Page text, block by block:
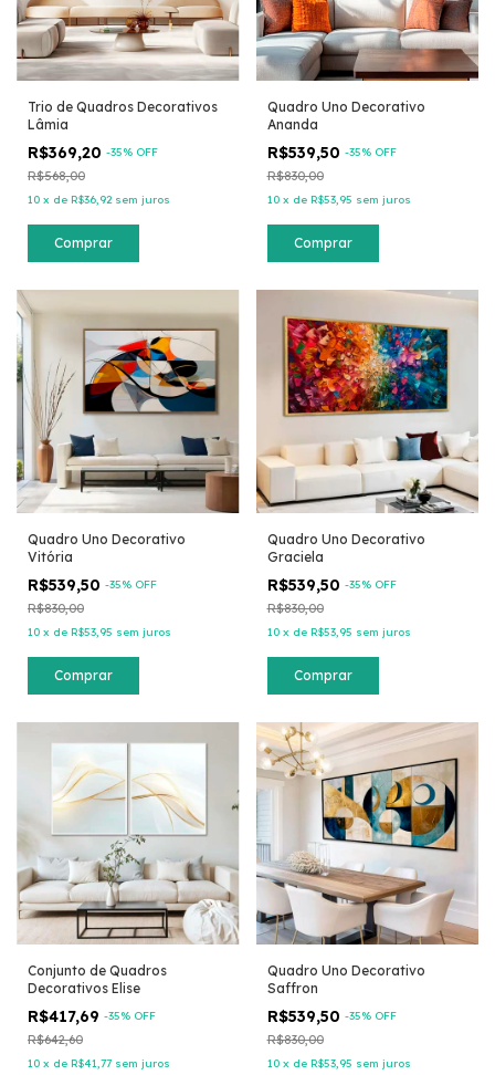
Trio de Quadros Decorativos
Lâmia
R$369,20 -35% OFF
R$568,00
10 x de R$36,92 sem juros
Comprar
Quadro Uno Decorativo
Ananda
R$539,50 -35% OFF
R$830,00
10 x de R$53,95 sem juros
Comprar
Quadro Uno Decorativo
Vitória
R$539,50 -35% OFF
R$830,00
10 x de R$53,95 sem juros
Comprar
Quadro Uno Decorativo
Graciela
R$539,50 -35% OFF
R$830,00
10 x de R$53,95 sem juros
Comprar
Conjunto de Quadros
Decorativos Elise
R$417,69 -35% OFF
R$642,60
10 x de R$41,77 sem juros
Quadro Uno Decorativo
Saffron
R$539,50 -35% OFF
R$830,00
10 x de R$53,95 sem juros